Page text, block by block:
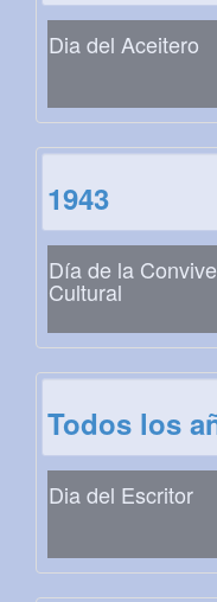
Dia del Aceitero
1943
Día de la
Cultural
Todos los
Dia del Escritor